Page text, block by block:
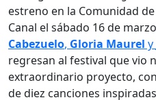
estreno en la Comunidad
Canal el sábado 16 de
Cabezuelo, Gloria Maurel y
regresan al festival que vio
extraordinario proyecto,
de diez canciones